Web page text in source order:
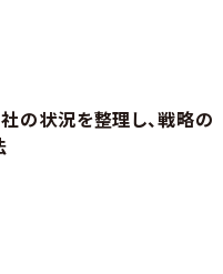
の状況を整理し、戦略の